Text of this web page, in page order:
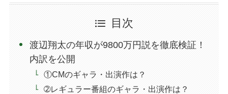
目次
渡辺翔太の年収が9800万円説を徹底検証！
内訳を公開
①CMのギャラ・出演作は？
➁レギュラー番組のギャラ・出演作は？